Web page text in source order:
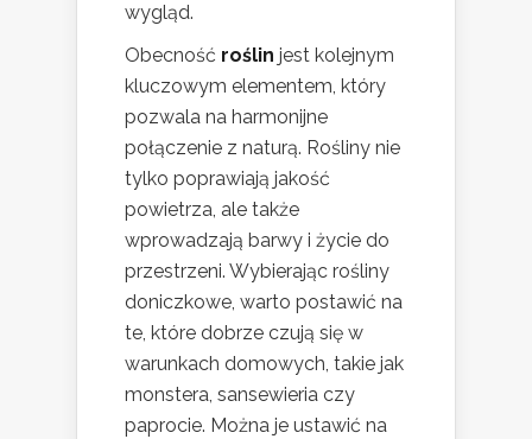
wygląd.
Obecność roślin jest kolejnym
kluczowym elementem, który
pozwala na harmonijne
połączenie z naturą. Rośliny nie
tylko poprawiają jakość
powietrza, ale także
wprowadzają barwy i życie do
przestrzeni. Wybierając rośliny
doniczkowe, warto postawić na
te, które dobrze czują się w
warunkach domowych, takie jak
monstera, sansewieria czy
paprocie. Można je ustawić na